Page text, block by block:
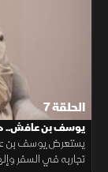
الحلقة 7
يوسف بن عافش..
يستعرض يوسف بن
تجاربه في السفر